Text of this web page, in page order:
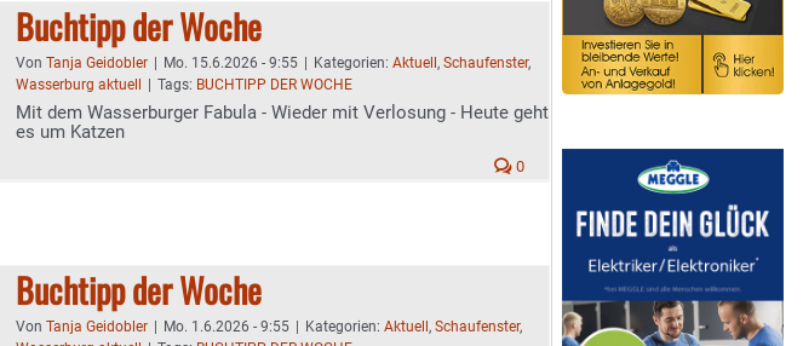
Buchtipp der Woche
Von Tanja Geidobler Mo. 15.6.2026 - 9:55 Kategorien: Aktuell , Schaufenster,
Wasserburg aktuell
Tags: BUCHTIPP DER WOCHE
Mit dem Wasserburger Fabula - Wieder mit Verlosung - Heute geht
es um Katzen
0
Buchtipp der Woche
Von Tanja Geidobler Mo. 1.6.2026 - 9:55 Kategorien: Aktuell , Schaufenster,